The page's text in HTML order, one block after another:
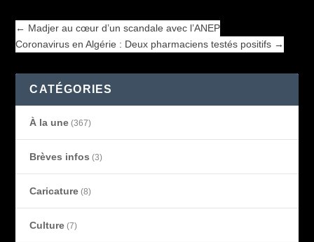
← Madjer au cœur d’un scandale avec l’ANEP
Coronavirus en Algérie : Deux pharmaciens testés positifs →
CATÉGORIES
À la une (367)
Brèves infos (3)
Caricature (8)
Culture (7)